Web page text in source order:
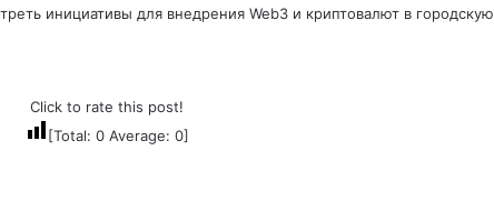
инициативы для внедрения Web3 и криптовалют в городскую
Click to rate this post!
[Total: 0Average: 0]